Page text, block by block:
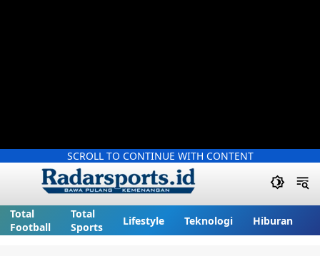
SCROLL TO CONTINUE WITH CONTENT
Total
Football
Total
Sports
Lifestyle Teknologi Hiburan